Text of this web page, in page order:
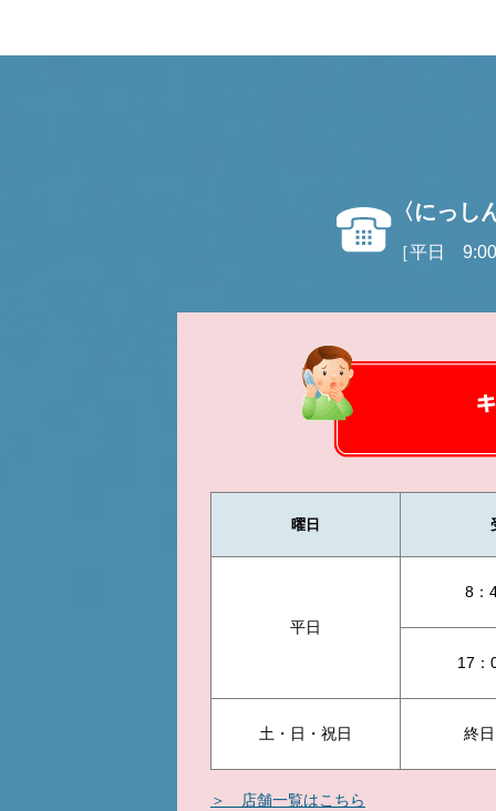
〈にっし
［平日
曜日
平日
8：
17：
土・日・祝日 終
＞ 店舗一覧はこちら